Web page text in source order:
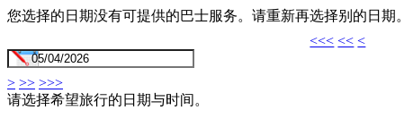
您选择的日期没有可提供的巴士服务。请重新再选择别的日期。
<<< << <
> >> >>>
请选择希望旅行的日期与时间。